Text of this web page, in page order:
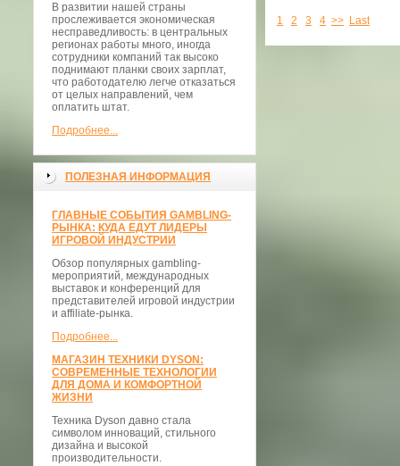
В развитии нашей страны
прослеживается экономическая
несправедливость: в центральных
регионах работы много, иногда
сотрудники компаний так высоко
поднимают планки своих зарплат,
что работодателю легче отказаться
от целых направлений, чем
оплатить штат.
Подробнее...
ПОЛЕЗНАЯ ИНФОРМАЦИЯ
ГЛАВНЫЕ СОБЫТИЯ GAMBLING-
РЫНКА: КУДА ЕДУТ ЛИДЕРЫ
ИГРОВОЙ ИНДУСТРИИ
Обзор популярных gambling-
мероприятий, международных
выставок и конференций для
представителей игровой индустрии
и affiliate-рынка.
Подробнее...
МАГАЗИН ТЕХНИКИ DYSON:
СОВРЕМЕННЫЕ ТЕХНОЛОГИИ
ДЛЯ ДОМА И КОМФОРТНОЙ
ЖИЗНИ
Техника Dyson давно стала
символом инноваций, стильного
дизайна и высокой
производительности.
1 2 3 4 >> Last